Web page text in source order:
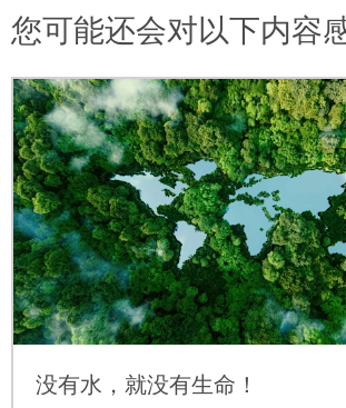
您可能还会对以下内容
没有水，就没有生命！